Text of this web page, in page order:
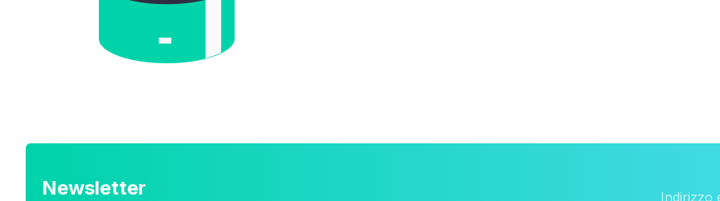
Newsletter